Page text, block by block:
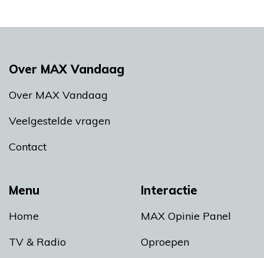
Menu
Home
TV & Radio
Interactie
MAX Opinie Panel
Oproepen
Over MAX Vandaag
Over MAX Vandaag
Veelgestelde vragen
Contact